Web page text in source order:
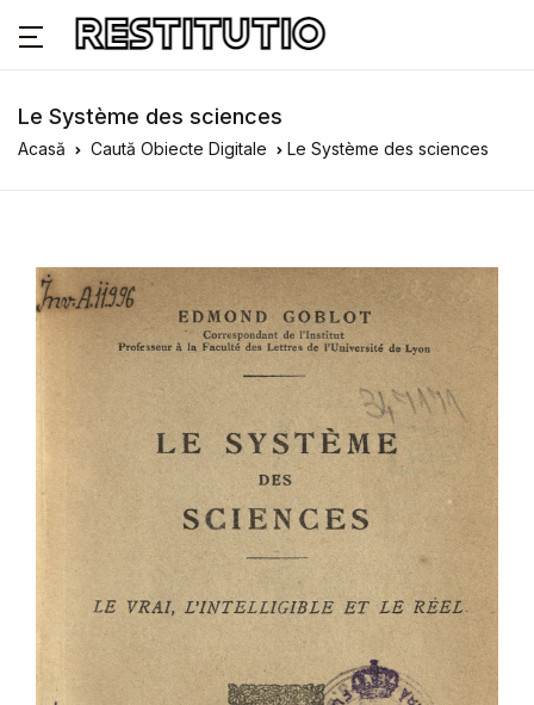
Le Système des sciences
Acasă Caută Obiecte Digitale Le Système des sciences